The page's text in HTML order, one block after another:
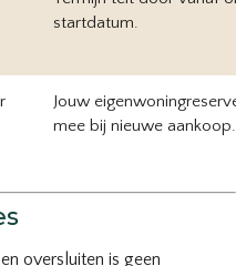
startdatum.
Jouw
mee bij nieuwe aankoop.
oversluiten is geen